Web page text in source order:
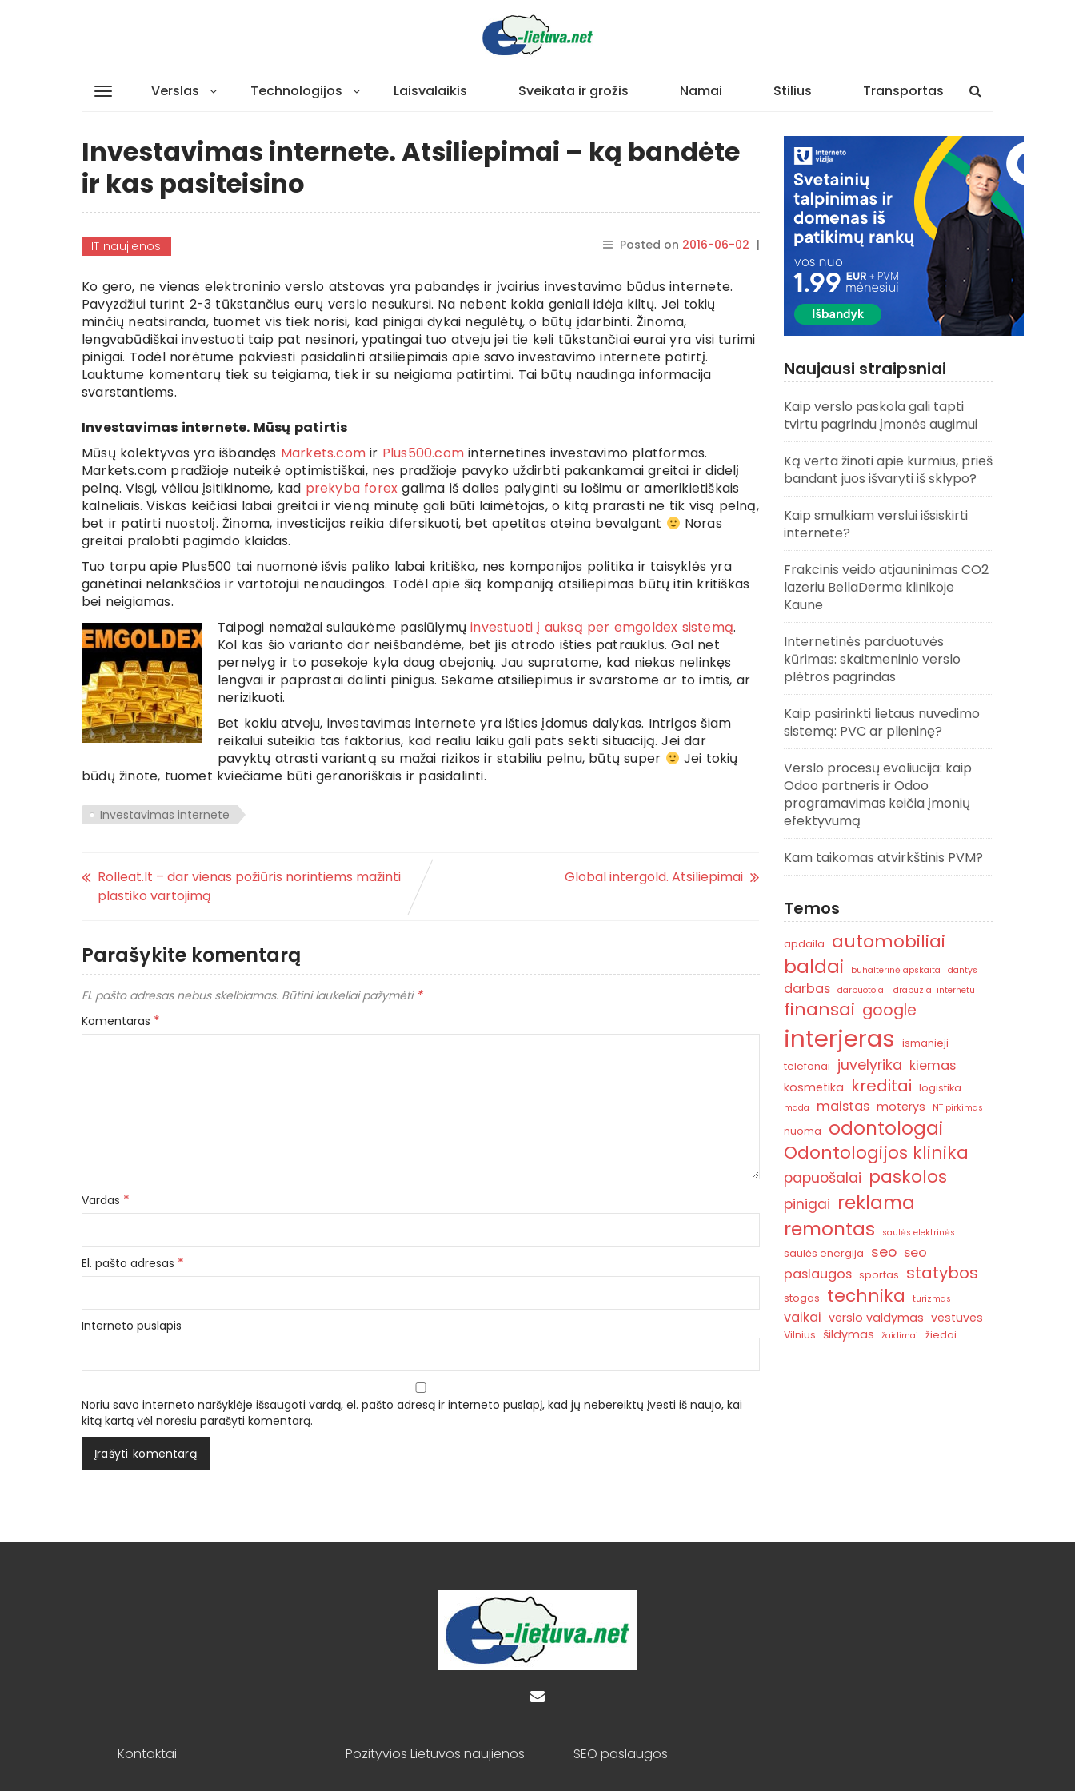
Verslas Technologijos Laisvalaikis Sveikata ir grožis Namai Stilius Transportas
Investavimas internete. Atsiliepimai – ką bandėte
ir kas pasiteisino
IT naujienos Posted on 2016-06-02 |
rasytojas
Ko gero, ne vienas elektroninio verslo atstovas yra pabandęs ir įvairius investavimo būdus internete.
Pavyzdžiui turint 2-3 tūkstančius eurų verslo nesukursi. Na nebent kokia geniali idėja kiltų. Jei tokių
minčių neatsiranda, tuomet vis tiek norisi, kad pinigai dykai negulėtų, o būtų įdarbinti. Žinoma,
lengvabūdiškai investuoti taip pat nesinori, ypatingai tuo atveju jei tie keli tūkstančiai eurai yra visi turimi
pinigai. Todėl norėtume pakviesti pasidalinti atsiliepimais apie savo investavimo internete patirtį.
Lauktume komentarų tiek su teigiama, tiek ir su neigiama patirtimi. Tai būtų naudinga informacija
svarstantiems.
Investavimas internete. Mūsų patirtis
Mūsų kolektyvas yra išbandęs Markets.com ir Plus500.com internetines investavimo platformas.
Markets.com pradžioje nuteikė optimistiškai, nes pradžioje pavyko uždirbti pakankamai greitai ir didelį
pelną. Visgi, vėliau įsitikinome, kad prekyba forex galima iš dalies palyginti su lošimu ar amerikietiškais
kalneliais. Viskas keičiasi labai greitai ir vieną minutę gali būti laimėtojas, o kitą prarasti ne tik visą pelną,
bet ir patirti nuostolį. Žinoma, investicijas reikia difersikuoti, bet apetitas ateina bevalgant
Noras
greitai pralobti pagimdo klaidas.
Tuo tarpu apie Plus500 tai nuomonė išvis paliko labai kritiška, nes kompanijos politika ir taisyklės yra
ganėtinai nelanksčios ir vartotojui nenaudingos. Todėl apie šią kompaniją atsiliepimas būtų itin kritiškas
bei neigiamas.
Taipogi nemažai sulaukėme pasiūlymųinvestuoti į auksą per emgoldex sistemą.
Kol kas šio varianto dar neišbandėme, bet jis atrodo išties patrauklus. Gal net
pernelyg ir to pasekoje kyla daug abejonių. Jau supratome, kad niekas nelinkęs
lengvai ir paprastai dalinti pinigus. Sekame atsiliepimus ir svarstome ar to imtis, ar
nerizikuoti.
Bet kokiu atveju, investavimas internete yra išties įdomus dalykas. Intrigos šiam
reikalui suteikia tas faktorius, kad realiu laiku gali pats sekti situaciją. Jei dar
pavyktų atrasti variantą su mažai rizikos ir stabiliu pelnu, būtų super
Jei tokių
būdų žinote, tuomet kviečiame būti geranoriškais ir pasidalinti.
Investavimas internete
Rolleat.lt – dar vienas požiūris norintiems mažinti
plastiko vartojimą
Global intergold. Atsiliepimai
Parašykite komentarą
El. pašto adresas nebus skelbiamas. Būtini laukeliai pažymėti *
Komentaras *
Vardas *
El. pašto adresas *
Interneto puslapis
Noriu savo interneto naršyklėje išsaugoti vardą, el. pašto adresą ir interneto puslapį, kad jų nebereiktų įvesti iš naujo, kai
kitą kartą vėl norėsiu parašyti komentarą.
Naujausi straipsniai
Kaip verslo paskola gali tapti
tvirtu pagrindu įmonės augimui
Ką verta žinoti apie kurmius, prieš
bandant juos išvaryti iš sklypo?
Kaip smulkiam verslui išsiskirti
internete?
Frakcinis veido atjauninimas CO2
lazeriu BellaDerma klinikoje
Kaune
Internetinės parduotuvės
kūrimas: skaitmeninio verslo
plėtros pagrindas
Kaip pasirinkti lietaus nuvedimo
sistemą: PVC ar plieninę?
Verslo procesų evoliucija: kaip
Odoo partneris ir Odoo
programavimas keičia įmonių
efektyvumą
Kam taikomas atvirkštinis PVM?
Temos
apdaila automobiliai
baldai buhalterinė apskaita dantys
darbas darbuotojai drabuziai internetu
finansai google
interjeras
ismanieji
telefonai
juvelyrika kiemas
kosmetika kreditai logistika
mada maistas moterys NT pirkimas
nuoma odontologai
Odontologijos klinika
papuošalai paskolos
pinigai reklama
remontas
saulės elektrinės
saulės energija seo seo
paslaugos sportas statybos
stogas technika turizmas
vaikai verslo valdymas vestuves
Vilnius šildymas žaidimai žiedai
Kontaktai Pozityvios Lietuvos naujienos SEO paslaugos